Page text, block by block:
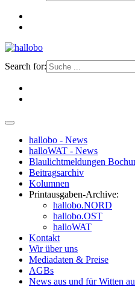
Search for:
hallobo - News
halloWAT - News
Blaulichtmeldungen
Beitragsarchiv
Kolumnen
Printausgaben-Archive:
hallobo.NORD
hallobo.OST
halloWAT
Kontakt
Wir über uns
Mediadaten & Preise
AGBs
News aus und für Witten